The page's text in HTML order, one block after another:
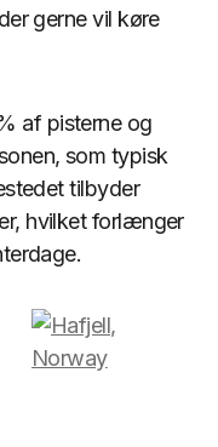
gerne vil køre
af pisterne og
som typisk
tilbyder
hvilket forlænger